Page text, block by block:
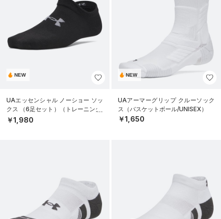
NEW
UAエッセンシャル ノーショー ソッ
クス （6足セット）（トレーニング/
KIDS）
￥1,980
NEW
UAアーマーグリップ クルーソック
ス（バスケットボール/UNISEX）
￥1,650